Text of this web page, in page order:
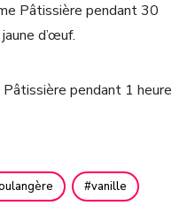
Pâtissière pendant 30
d’œuf.
pendant 1 heure
vanille